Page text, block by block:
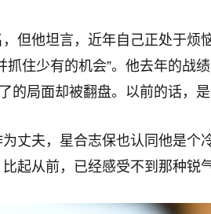
但他坦言，近年自己正处于
住少有的机会”。他去年的战
的局面却被翻盘。以前的话，
丈夫，星合志保也认同他是
起从前，已经感受不到那种锐